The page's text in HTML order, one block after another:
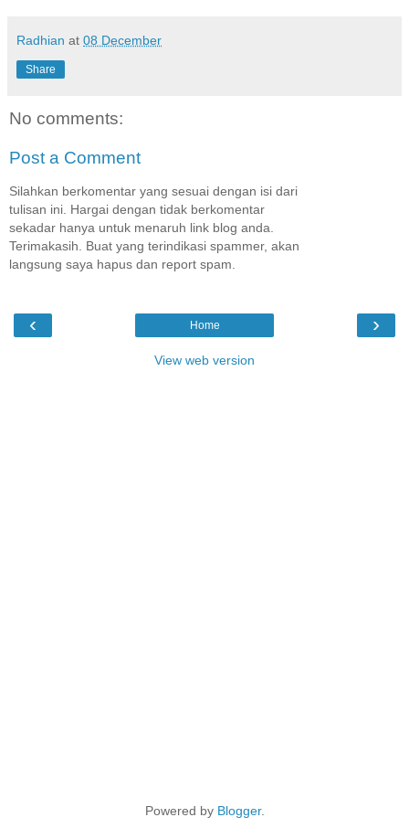
Radhian at 08 December
Share
No comments:
Post a Comment
Silahkan berkomentar yang sesuai dengan isi dari
tulisan ini. Hargai dengan tidak berkomentar
sekadar hanya untuk menaruh link blog anda.
Terimakasih. Buat yang terindikasi spammer, akan
langsung saya hapus dan report spam.
‹ ›
Home
View web version
Powered by Blogger.